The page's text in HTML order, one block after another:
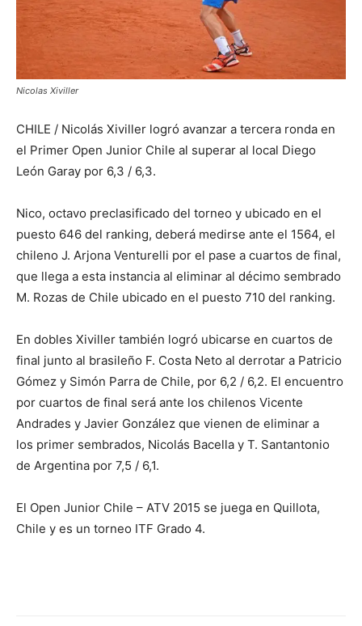
Nicolas Xiviller
CHILE / Nicolás Xiviller logró avanzar a tercera ronda en
el Primer Open Junior Chile al superar al local Diego
León Garay por 6,3 / 6,3.
Nico, octavo preclasificado del torneo y ubicado en el
puesto 646 del ranking, deberá medirse ante el 1564, el
chileno J. Arjona Venturelli por el pase a cuartos de final,
que llega a esta instancia al eliminar al décimo sembrado
M. Rozas de Chile ubicado en el puesto 710 del ranking.
En dobles Xiviller también logró ubicarse en cuartos de
final junto al brasileño F. Costa Neto al derrotar a Patricio
Gómez y Simón Parra de Chile, por 6,2 / 6,2. El encuentro
por cuartos de final será ante los chilenos Vicente
Andrades y Javier González que vienen de eliminar a
los primer sembrados, Nicolás Bacella y T. Santantonio
de Argentina por 7,5 / 6,1.
El Open Junior Chile – ATV 2015 se juega en Quillota,
Chile y es un torneo ITF Grado 4.